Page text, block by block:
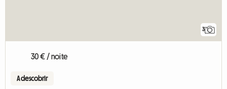
3
30 € / noite
A descobrir